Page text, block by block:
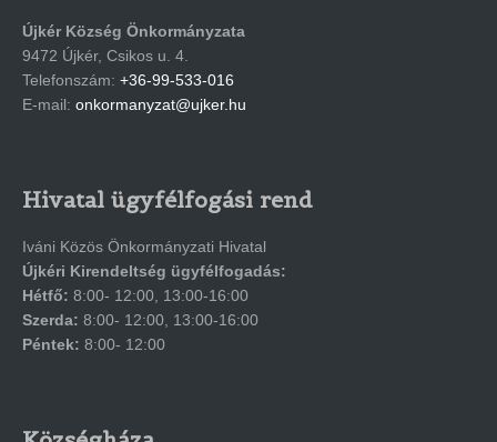
Újkér Község Önkormányzata
9472 Újkér, Csikos u. 4.
Telefonszám: +36-99-533-016
E-mail: onkormanyzat@ujker.hu
Hivatal ügyfélfogási rend
Iváni Közös Önkormányzati Hivatal
Újkéri Kirendeltség ügyfélfogadás:
Hétfő: 8:00- 12:00, 13:00-16:00
Szerda: 8:00- 12:00, 13:00-16:00
Péntek: 8:00- 12:00